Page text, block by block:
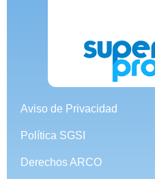
Aviso de Privacidad
Política SGSI
Derechos ARCO